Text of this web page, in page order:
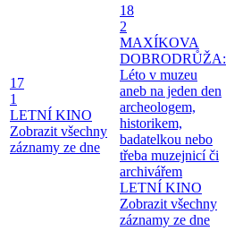
17
1
LETNÍ KINO
Zobrazit všechny
záznamy ze dne
18
2
MAXÍKOVA
DOBRODRŮŽA:
Léto v muzeu
aneb na jeden den
archeologem,
historikem,
badatelkou nebo
třeba muzejnicí či
archivářem
LETNÍ KINO
Zobrazit všechny
záznamy ze dne